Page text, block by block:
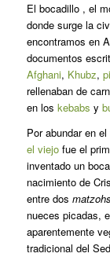
El bocadillo , el
donde surge la
encontramos en
documentos
Afghani, Khubz,
rellenaban de
en los kebabs y
Por abundar en
el viejofue el
inventado un
nacimiento de
entre dos matzohs
nueces picadas,
aparentemente
tradicional del